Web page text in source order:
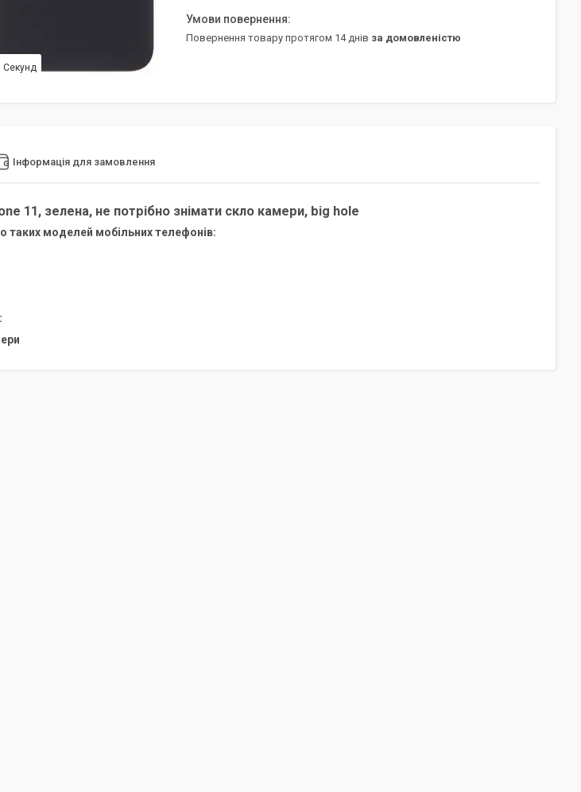
Секунд
повернення товару протягом 14 днів за домовленістю
Інформація для замовлення
11, зелена, не потрібно знімати скло камери, big hole
таких моделей мобільних телефонів: